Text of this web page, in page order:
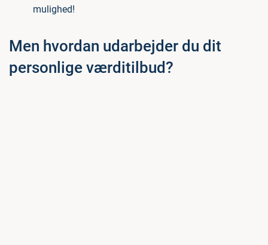
mulighed!
Men hvordan udarbejder du dit
personlige værditilbud?